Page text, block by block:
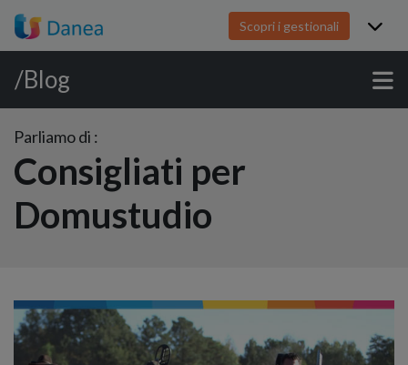
Scopri i gestionali
/Blog
Parliamo di :
Consigliati per
Domustudio